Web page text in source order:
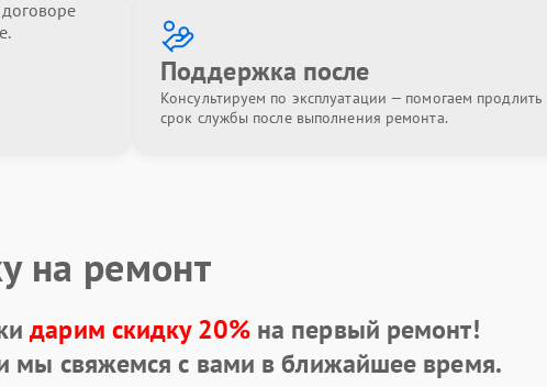
Поддержка после
Консультируем по эксплуатации — помогаем продлить
срок службы после выполнения ремонта.
на ремонт
дарим скидку 20%на первый ремонт!
мы свяжемся с вами в ближайшее время.